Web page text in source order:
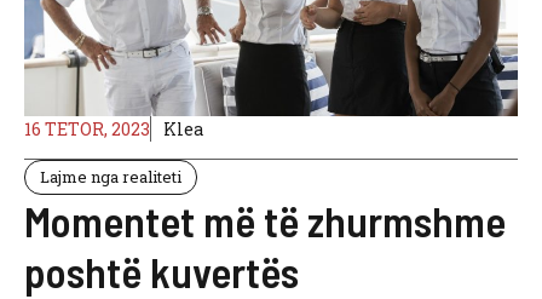
16 TETOR, 2023 Klea
Lajme nga realiteti
Momentet më të zhurmshme
poshtë kuvertës